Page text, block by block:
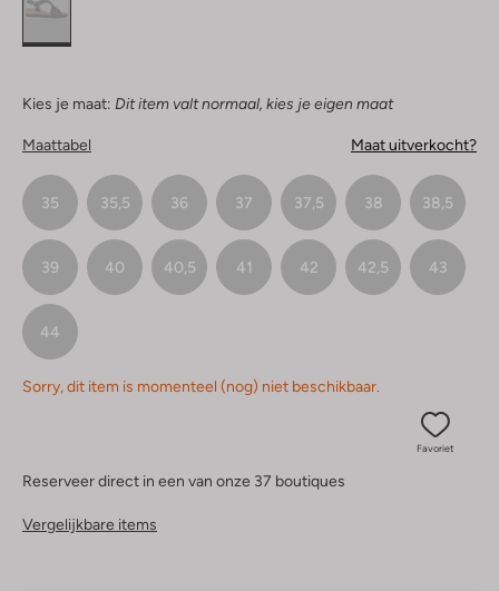
Kies je maat: Dit item valt normaal, kies je eigen maat
Maattabel Maat uitverkocht?
35 35,5 36 37 37,5 38 38,5
39 40 40,5 41 42 42,5 43
44
Sorry, dit item is momenteel (nog) niet beschikbaar.
Favoriet
Reserveer direct in een van onze 37 boutiques
Vergelijkbare items